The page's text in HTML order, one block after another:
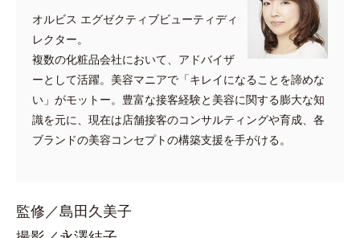
オルビス エグゼクティブビューティディ
レクター。
複数の化粧品会社において、アドバイザ
ーとして活躍。美容マニアで「キレイになることを諦めな
い」がモットー。豊富な接客経験と美容に関する膨大な知
識を元に、現在は店舗接客のコンサルティングや育成、各
ブランドの美容コンセプトの構築支援を手がける。
監修／島田久美子